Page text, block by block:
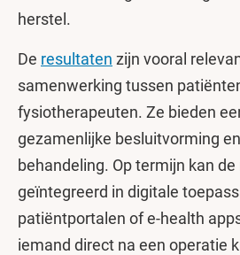
herstel.
De resultaten zijn vooral
samenwerking tussen
fysiotherapeuten. Ze bieden
gezamenlijke besluitvorming
behandeling. Op termijn kan
geïntegreerd in digitale
patiëntportalen of e-health
iemand direct na een operatie